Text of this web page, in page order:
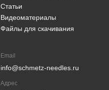
Статьи
Видеоматериалы
Файлы для скачивания
Email
info@schmetz-needles.ru
Адрес